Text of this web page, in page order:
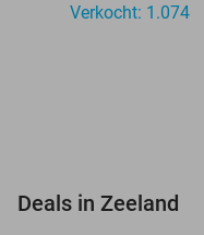
Verkocht: 1.074
Deals in Zeeland